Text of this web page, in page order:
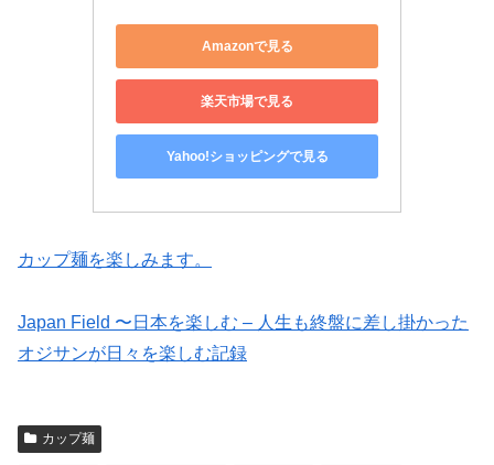
Amazonで見る
楽天市場で見る
Yahoo!ショッピングで見る
カップ麺を楽しみます。
Japan Field 〜日本を楽しむ – 人生も終盤に差し掛かった
オジサンが日々を楽しむ記録
カップ麺